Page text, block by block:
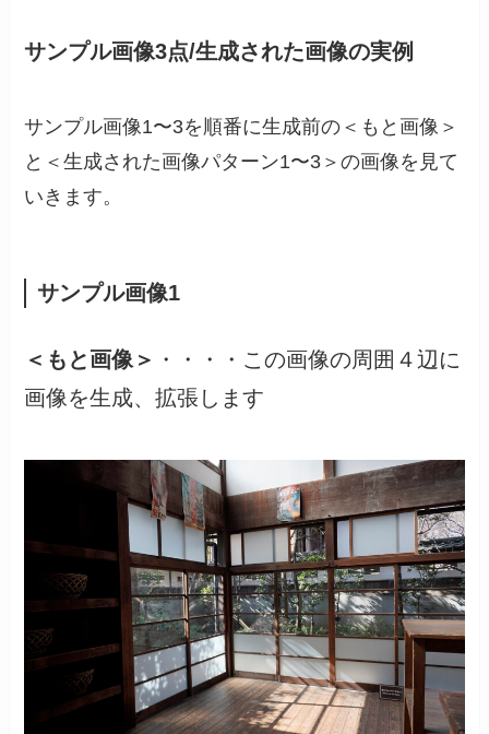
サンプル画像3点/生成された画像の実例
サンプル画像1〜3を順番に生成前の＜もと画像＞
と＜生成された画像パターン1〜3＞の画像を見て
いきます。
サンプル画像1
＜もと画像＞ ・・・・この画像の周囲４辺に
画像を生成、拡張します